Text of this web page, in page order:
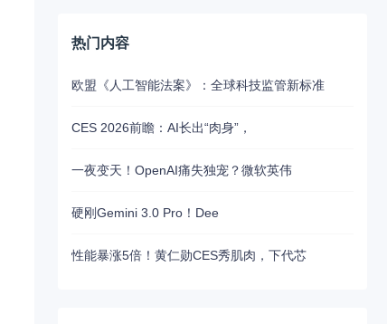
热门内容
欧盟《人工智能法案》：全球科技监管新标准
CES 2026前瞻：AI长出“肉身”，
一夜变天！OpenAI痛失独宠？微软英伟
硬刚Gemini 3.0 Pro！Dee
性能暴涨5倍！黄仁勋CES秀肌肉，下代芯